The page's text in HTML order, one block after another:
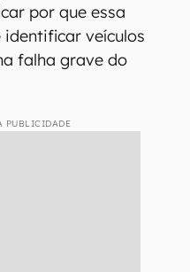
por que essa
veículos
falha grave do
PUBLICIDADE